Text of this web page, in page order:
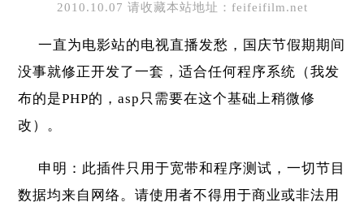
2010.10.07 请收藏本站地址：feifeifilm.net
一直为电影站的电视直播发愁，国庆节假期期间
没事就修正开发了一套，适合任何程序系统（我发
布的是PHP的，asp只需要在这个基础上稍微修
改）。
申明：此插件只用于宽带和程序测试，一切节目
数据均来自网络。请使用者不得用于商业或非法用